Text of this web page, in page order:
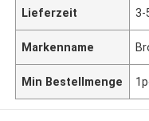
Lieferzeit 3-
Markenname
Min Bestellmenge